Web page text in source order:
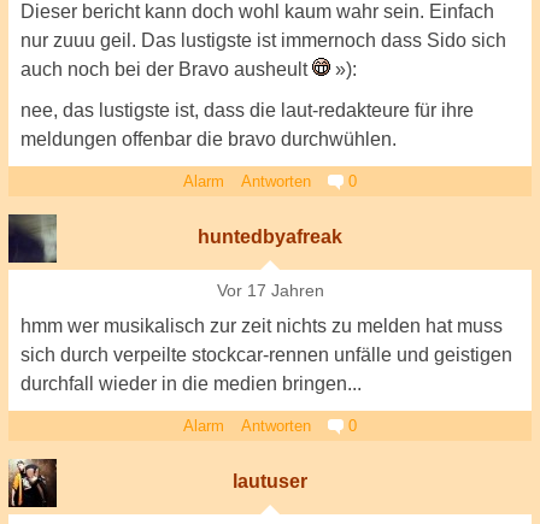
Dieser bericht kann doch wohl kaum wahr sein. Einfach
nur zuuu geil. Das lustigste ist immernoch dass Sido sich
auch noch bei der Bravo ausheult
»):
nee, das lustigste ist, dass die laut-redakteure für ihre
meldungen offenbar die bravo durchwühlen.
Alarm Antworten 0
huntedbyafreak
Vor 17 Jahren
hmm wer musikalisch zur zeit nichts zu melden hat muss
sich durch verpeilte stockcar-rennen unfälle und geistigen
durchfall wieder in die medien bringen...
Alarm Antworten 0
lautuser